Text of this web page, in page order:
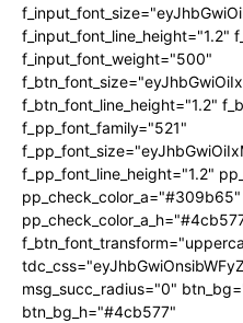
f_input_font_line_height="1.2"
f_input_font_weight="500"
f_btn_font_line_height="1.2"
f_pp_font_family="521"
f_pp_font_line_height="1.2"
pp_check_color_a="#309b65"
msg_succ_radius="0"
btn_bg_h="#4cb577"